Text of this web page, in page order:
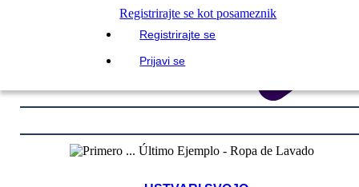
Registrirajte se kot posameznik
Registrirajte se
Prijavi se